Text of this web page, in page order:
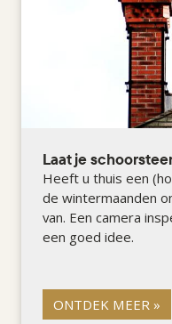
Laat je
Heeft u thuis een
de wintermaanden
van. Een camera
een goed idee.
ONTDEK MEER »